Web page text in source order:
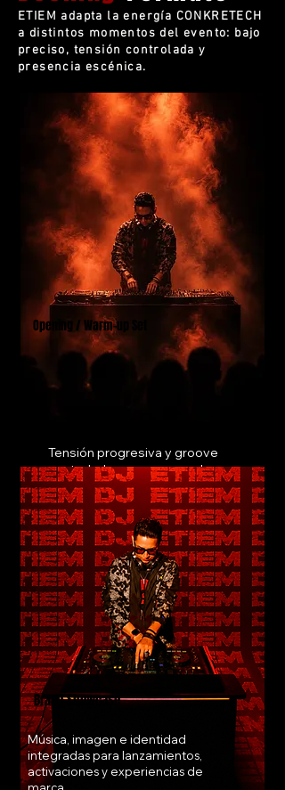
ETIEM adapta la energía CONKRETECH
a distintos momentos del evento: bajo
preciso, tensión controlada y
presencia escénica.
Opening / Warm-up Set
Tensión progresiva y groove
controlado para preparar la
pista sin saturarla.
Brand Showcase
Música, imagen e identidad
integradas para lanzamientos,
activaciones y experiencias de